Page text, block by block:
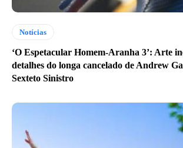
Notícias
‘O Espetacular Homem-Aranha 3’: Arte
detalhes do longa cancelado de Andrew
Sexteto Sinistro